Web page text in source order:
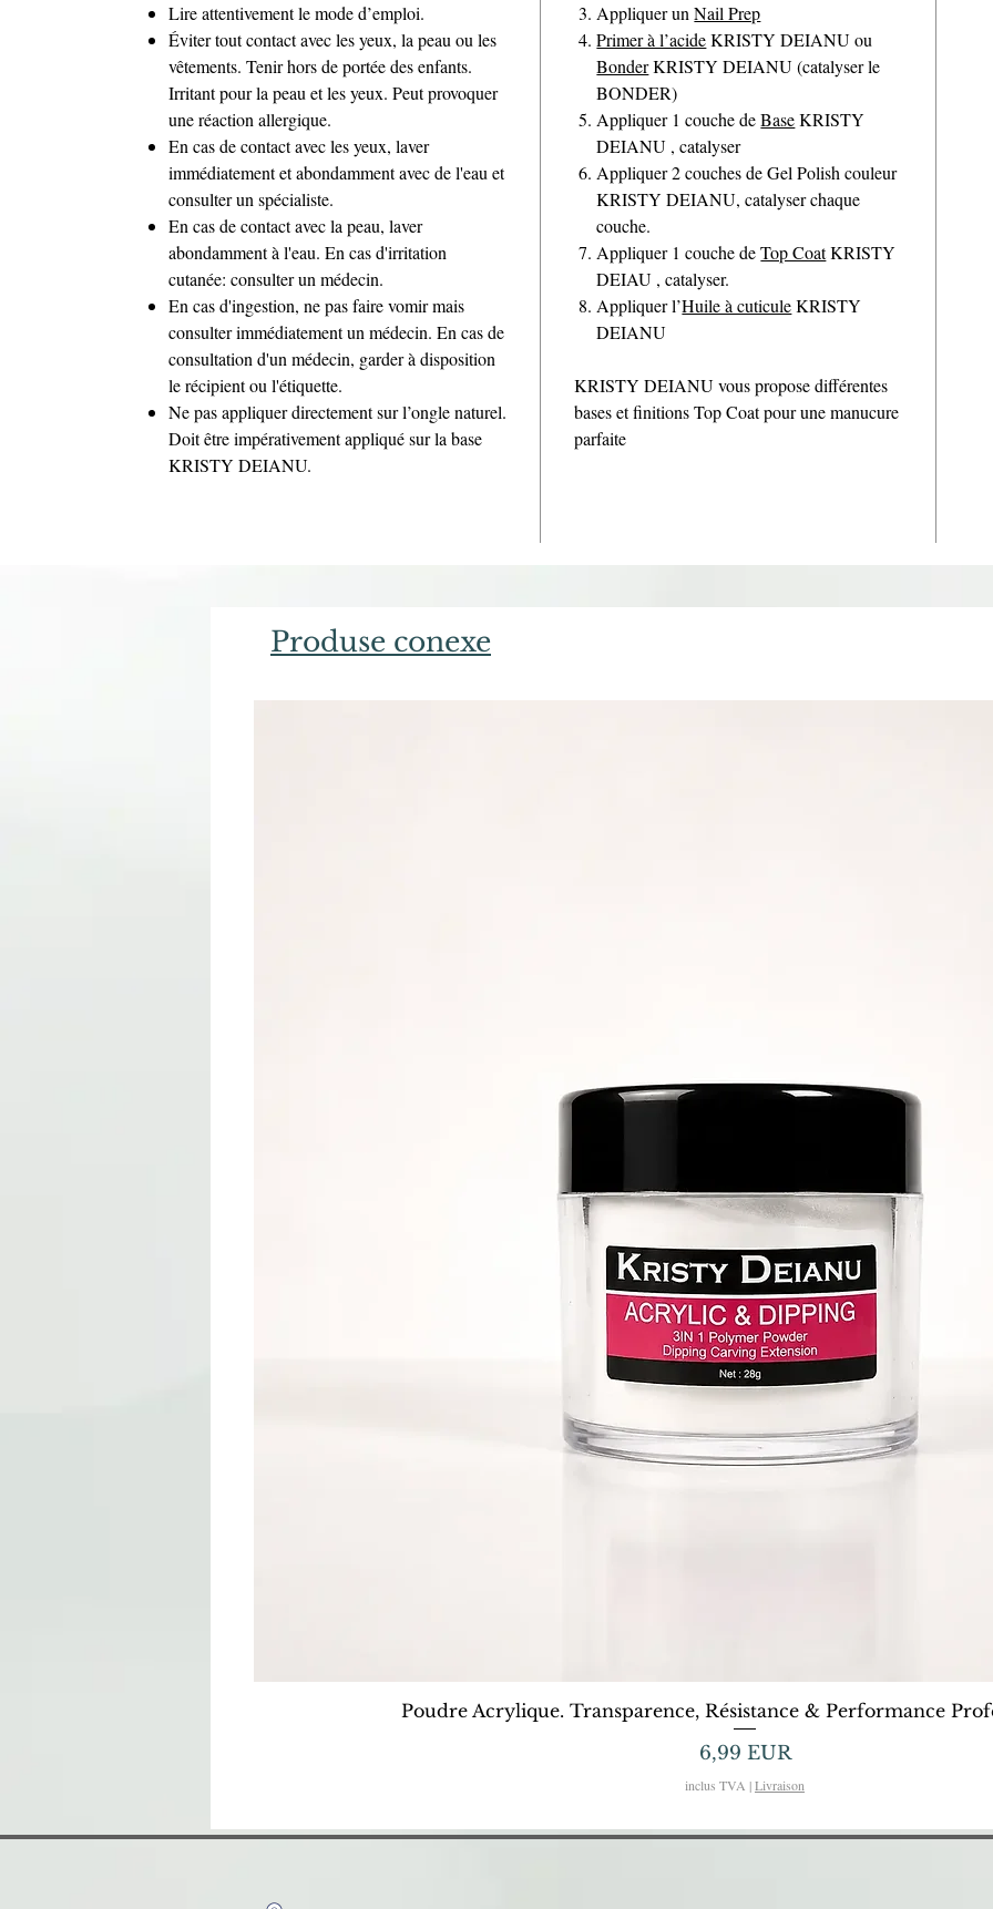
Lire attentivement le mode d’emploi.
Éviter tout contact avec les yeux, la peau ou les
vêtements. Tenir hors de portée des enfants.
Irritant pour la peau et les yeux. Peut provoquer
une réaction allergique.
En cas de contact avec les yeux, laver
immédiatement et abondamment avec de l'eau et
consulter un spécialiste.
En cas de contact avec la peau, laver
abondamment à l'eau. En cas d'irritation
cutanée: consulter un médecin.
En cas d'ingestion, ne pas faire vomir mais
consulter immédiatement un médecin. En cas de
consultation d'un médecin, garder à disposition
le récipient ou l'étiquette.
Ne pas appliquer directement sur l’ongle naturel.
Doit être impérativement appliqué sur la base
KRISTY DEIANU.
Appliquer unNail Prep
Primer à l’acideKRISTY DEIANU ou
BonderKRISTY DEIANU (catalyser le
BONDER)
Appliquer 1 couche deBaseKRISTY
DEIANU , catalyser
Appliquer 2 couches de Gel Polish couleur
KRISTY DEIANU, catalyser chaque
couche.
Appliquer 1 couche deTop CoatKRISTY
DEIAU , catalyser.
Appliquer l’Huile à cuticuleKRISTY
DEIANU
KRISTY DEIANU vous propose différentes
bases et finitions Top Coat pour une manucure
parfaite
Produse conexe
Afișare rapidă
Poudre Acrylique. Transparence, Résistance & Performance
Preț
6,99 EUR
inclus TVA |Livraison